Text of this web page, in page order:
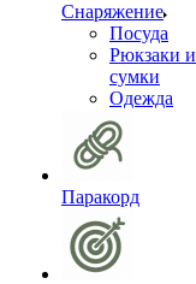
Снаряжение
Посуда
Рюкзаки и
сумки
Одежда
Паракорд